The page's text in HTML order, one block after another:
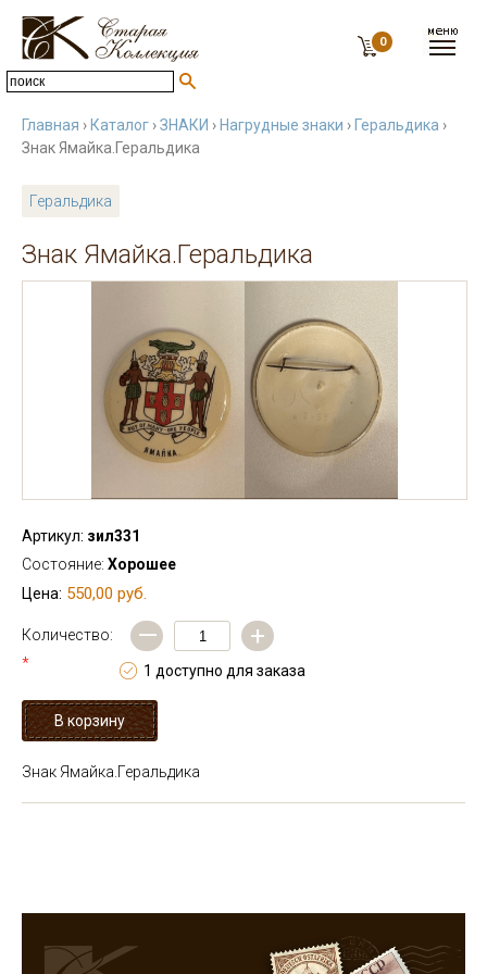
0
Главная › Каталог ›ЗНАКИ › Нагрудные знаки › Геральдика ›
Знак Ямайка.Геральдика
Геральдика
Знак Ямайка.Геральдика
Артикул: зил331
Состояние: Хорошее
Цена: 550,00 руб.
Количество:
*
— +
1 доступно для заказа
Знак Ямайка.Геральдика